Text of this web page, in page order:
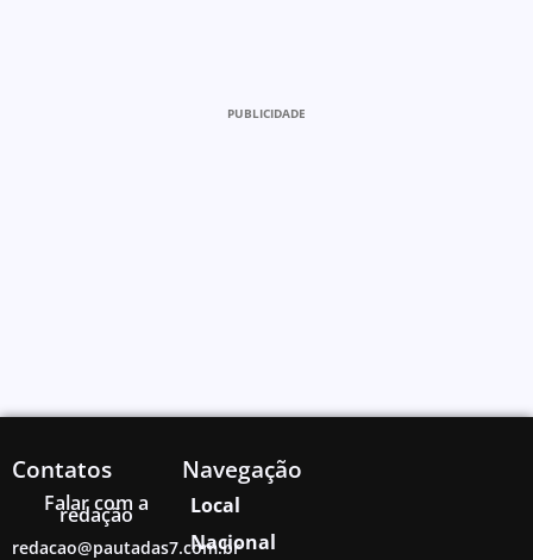
PUBLICIDADE
Contatos
Falar com a
redação
redacao@pautadas7.com.br
Navegação
Local
Nacional